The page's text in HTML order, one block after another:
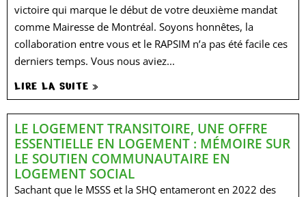
victoire qui marque le début de votre deuxième mandat
comme Mairesse de Montréal. Soyons honnêtes, la
collaboration entre vous et le RAPSIM n’a pas été facile ces
derniers temps. Vous nous aviez...
LIRE LA SUITE »
LE LOGEMENT TRANSITOIRE, UNE OFFRE
ESSENTIELLE EN LOGEMENT : MÉMOIRE SUR
LE SOUTIEN COMMUNAUTAIRE EN
LOGEMENT SOCIAL
Sachant que le MSSS et la SHQ entameront en 2022 des